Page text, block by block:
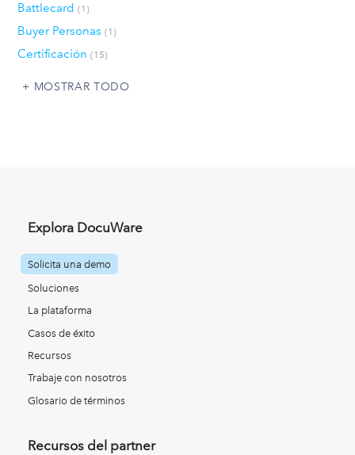
Battlecard (1)
Buyer Personas (1)
Certificación (15)
MOSTRAR TODO
Explora DocuWare
Solicita una demo
Soluciones
La plataforma
Casos de éxito
Recursos
Trabaje con nosotros
Glosario de términos
Recursos del partner